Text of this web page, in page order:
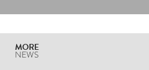
THE MUSEUM
NEWS
MORE
NEWS